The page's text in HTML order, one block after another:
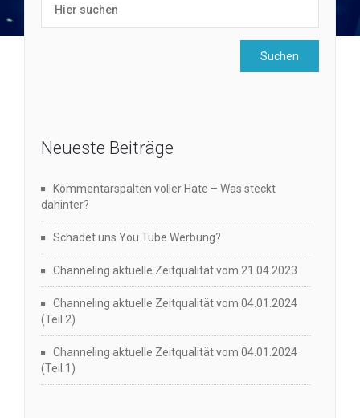
Neueste Beiträge
Kommentarspalten voller Hate – Was steckt
dahinter?
Schadet uns You Tube Werbung?
Channeling aktuelle Zeitqualität vom 21.04.2023
Channeling aktuelle Zeitqualität vom 04.01.2024
(Teil 2)
Channeling aktuelle Zeitqualität vom 04.01.2024
(Teil 1)